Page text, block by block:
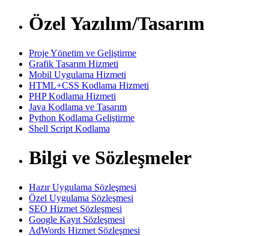
Özel Yazılım/Tasarım
Proje Yönetim ve Geliştirme
Grafik Tasarım Hizmeti
Mobil Uygulama Hizmeti
HTML+CSS Kodlama Hizmeti
PHP Kodlama Hizmeti
Java Kodlama ve Tasarım
Python Kodlama Geliştirme
Shell Script Kodlama
Bilgi ve Sözleşmeler
Hazır Uygulama Sözleşmesi
Özel Uygulama Sözleşmesi
SEO Hizmet Sözleşmesi
Google Kayıt Sözleşmesi
AdWords Hizmet Sözleşmesi